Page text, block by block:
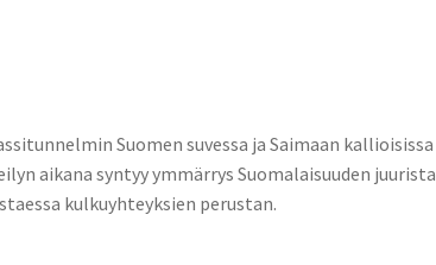
Suomen suvessa ja Saimaan kallioisissa
aikana syntyy ymmärrys Suomalaisuuden juurista
kulkuyhteyksien perustan.